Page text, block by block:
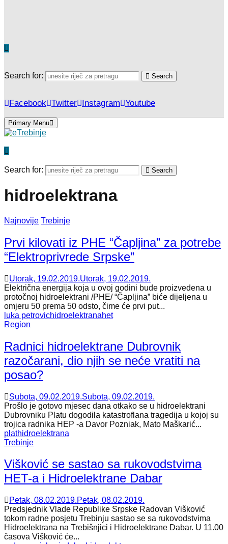
Search for: Search
Facebook Twitter Instagram Youtube
Primary Menu
Search for: Search
hidroelektrana
Najnovije Trebinje
Prvi kilovati iz PHE “Čapljina” za potrebe
“Elektroprivrede Srpske”
Utorak, 19.02.2019.Utorak, 19.02.2019.
Električna energija koja u ovoj godini bude proizvedena u
protočnoj hidroelektrani /PHE/ “Čapljina” biće dijeljena u
omjeru 50 prema 50 odsto, čime će prvi put...
luka petrovichidroelektranahet
Region
Radnici hidroelektrane Dubrovnik
razočarani, dio njih se neće vratiti na
posao?
Subota, 09.02.2019.Subota, 09.02.2019.
Prošlo je gotovo mjesec dana otkako se u hidroelektrani
Dubrovniku Platu dogodila katastroflana tragedija u kojoj su
trojica radnika HEP -a Davor Pozniak, Mato Maškarić...
plathidroelektrana
Trebinje
Višković se sastao sa rukovodstvima
HET-a i Hidroelektrane Dabar
Petak, 08.02.2019.Petak, 08.02.2019.
Predsjednik Vlade Republike Srpske Radovan Višković
tokom radne posjetu Trebinju sastao se sa rukovodstvima
Hidroelektrana na Trebišnjici i Hidroelektrane Dabar. U 11.00
časova Višković će...